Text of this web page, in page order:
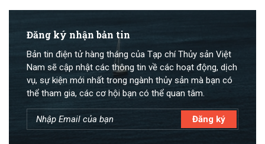
Đăng ký nhận bản tin
Bản tin điện tử hàng tháng của Tạp chí Thủy sản Việt
Nam sẽ cập nhật các thông tin về các hoạt động, dịch
vụ, sự kiện mới nhất trong ngành thủy sản mà bạn có
thể tham gia, các cơ hội bạn có thể quan tâm.